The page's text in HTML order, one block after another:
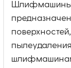
Шлифмашины,